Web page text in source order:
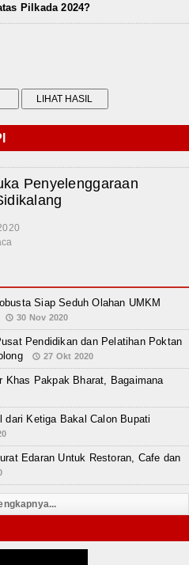
Pilkada 2024?
Penyelenggaraan
Siap Seduh Olahan UMKM
30 Nov 2020
Pendidikan dan Pelatihan Poktan
27 Okt 2020
Khas Pakpak Bharat, Bagaimana
dari Ketiga Bakal Calon Bupati
Edaran Untuk Restoran, Cafe dan